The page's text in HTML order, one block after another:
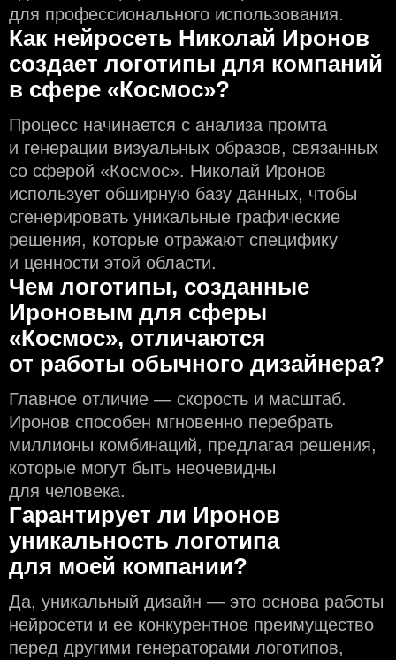
для профессионального использования.
Как нейросеть Николай Иронов
создаeт логотипы для компаний
в сфере «Космос»?
Процесс начинается с анализа промта
и генерации визуальных образов, связанных
со сферой «Космос». Николай Иронов
использует обширную базу данных, чтобы
сгенерировать уникальные графические
решения, которые отражают специфику
и ценности этой области.
Чем логотипы, созданные
Ироновым для сферы
«Космос», отличаются
от работы обычного дизайнера?
Главное отличие — скорость и масштаб.
Иронов способен мгновенно перебрать
миллионы комбинаций, предлагая решения,
которые могут быть неочевидны
для человека.
Гарантирует ли Иронов
уникальность логотипа
для моей компании?
Да, уникальный дизайн — это основа работы
нейросети и еe конкурентное преимущество
перед другими генераторами логотипов,